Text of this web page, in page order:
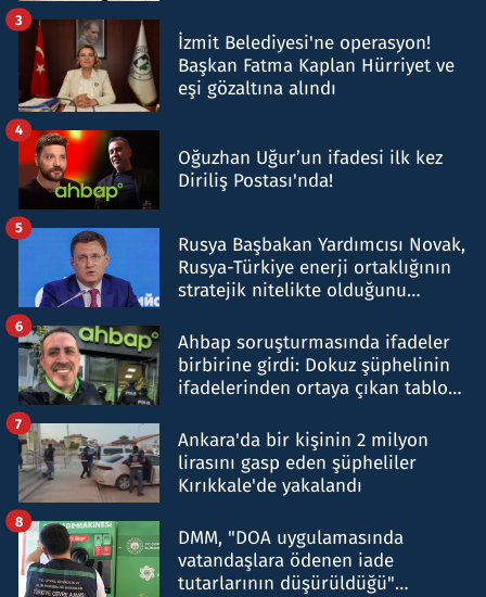
İzmit Belediyesi'ne operasyon!
Başkan Fatma Kaplan Hürriyet ve
eşi gözaltına alındı
3
Oğuzhan Uğur’un ifadesi ilk kez
Diriliş Postası'nda!
4
Rusya Başbakan Yardımcısı Novak,
Rusya-Türkiye enerji ortaklığının
stratejik nitelikte olduğunu
5
Ahbap soruşturmasında ifadeler
birbirine girdi: Dokuz şüphelinin
ifadelerinden ortaya çıkan tablo
6
Ankara'da bir kişinin 2 milyon
lirasını gasp eden şüpheliler
Kırıkkale'de yakalandı
7
DMM, "DOA uygulamasında
vatandaşlara ödenen iade
tutarlarının düşürüldüğü"
8